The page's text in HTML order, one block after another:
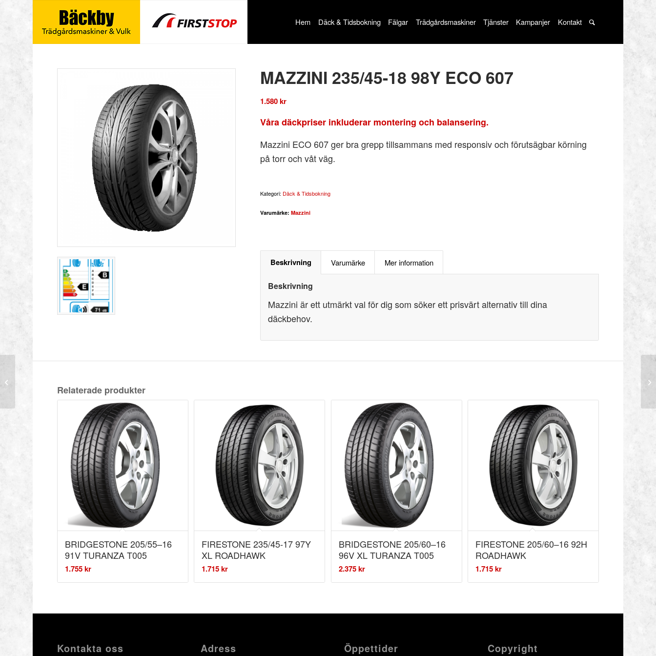
Hem Däck & Tidsbokning Fälgar Trädgårdsmaskiner Tjänster Kampanjer Kontakt
MAZZINI 235/45-18 98Y ECO 607
1.580kr
Våra däckpriser inkluderar montering och balansering.
Mazzini ECO 607 ger bra grepp tillsammans med responsiv och förutsägbar körning
på torr och våt väg.
Kategori: Däck & Tidsbokning
Varumärke:Mazzini
Beskrivning Varumärke Mer information
Beskrivning
Mazzini är ett utmärkt val för dig som söker ett prisvärt alternativ till dina
däckbehov.
Relaterade produkter
BRIDGESTONE 205/55–16
91V TURANZA T005
1.755kr
FIRESTONE 235/45-17 97Y
XL ROADHAWK
1.715kr
BRIDGESTONE 205/60–16
96V XL TURANZA T005
2.375kr
FIRESTONE 205/60–16 92H
ROADHAWK
1.715kr
Kontakta oss Adress Öppettider Copyright